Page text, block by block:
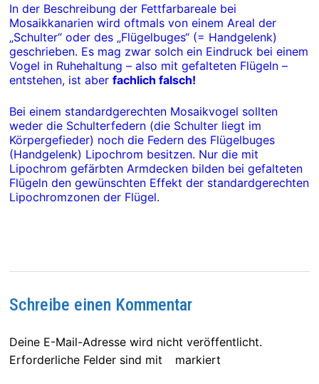
In der Beschreibung der Fettfarbareale bei
Mosaikkanarien wird oftmals von einem Areal der
„Schulter“ oder des „Flügelbuges“ (= Handgelenk)
geschrieben. Es mag zwar solch ein Eindruck bei einem
Vogel in Ruhehaltung – also mit gefalteten Flügeln –
entstehen, ist aber fachlich falsch!
Bei einem standardgerechten Mosaikvogel sollten
weder die Schulterfedern (die Schulter liegt im
Körpergefieder) noch die Federn des Flügelbuges
(Handgelenk) Lipochrom besitzen. Nur die mit
Lipochrom gefärbten Armdecken bilden bei gefalteten
Flügeln den gewünschten Effekt der standardgerechten
Lipochromzonen der Flügel.
Schreibe einen Kommentar
Deine E-Mail-Adresse wird nicht veröffentlicht.
Erforderliche Felder sind mit
markiert